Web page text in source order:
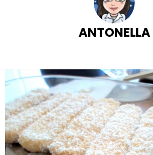
ANTONELLA
RECOMENDADOS